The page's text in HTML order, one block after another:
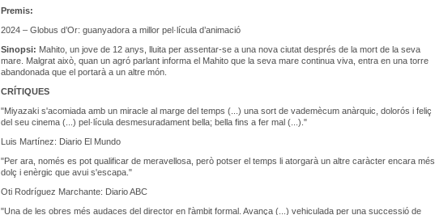
Premis:
2024 – Globus d’Or: guanyadora a millor pel·lícula d’animació
Sinopsi: Mahito, un jove de 12 anys, lluita per assentar-se a una nova ciutat després de la mort de la seva
mare. Malgrat això, quan un agró parlant informa el Mahito que la seva mare continua viva, entra en una torre
abandonada que el portarà a un altre món.
CRÍTIQUES
"Miyazaki s'acomiada amb un miracle al marge del temps (...) una sort de vademècum anàrquic, dolorós i feliç
del seu cinema (...) pel·lícula desmesuradament bella; bella fins a fer mal (...)."
Luis Martínez: Diario El Mundo
"Per ara, només es pot qualificar de meravellosa, però potser el temps li atorgarà un altre caràcter encara més
dolç i enèrgic que avui s'escapa."
Oti Rodríguez Marchante: Diario ABC
"Una de les obres més audaces del director en l'àmbit formal. Avança (...) vehiculada per una successió de